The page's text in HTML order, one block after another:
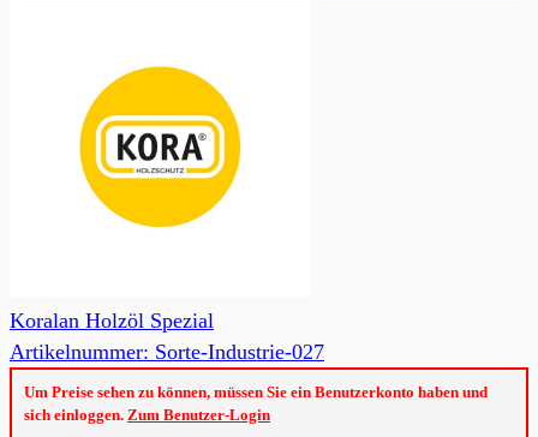
Koralan Holzöl Spezial
Artikelnummer: Sorte-Industrie-027
Um Preise sehen zu können, müssen Sie ein Benutzerkonto haben und
sich einloggen. Zum Benutzer-Login